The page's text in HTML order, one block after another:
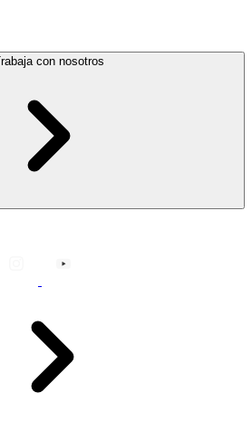
con nosotros